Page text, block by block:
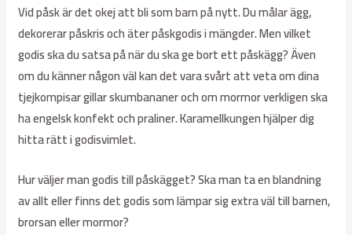
Vid påsk är det okej att bli som barn på nytt. Du målar ägg,
dekorerar påskris och äter påskgodis i mängder. Men vilket
godis ska du satsa på när du ska ge bort ett påskägg? Även
om du känner någon väl kan det vara svårt att veta om dina
tjejkompisar gillar skumbananer och om mormor verkligen ska
ha engelsk konfekt och praliner. Karamellkungen hjälper dig
hitta rätt i godisvimlet.
Hur väljer man godis till påskägget? Ska man ta en blandning
av allt eller finns det godis som lämpar sig extra väl till barnen,
brorsan eller mormor?